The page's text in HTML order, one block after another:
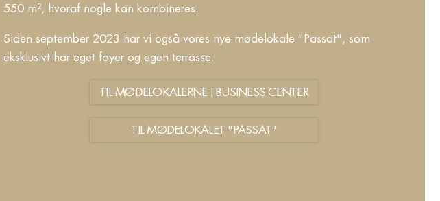
550 m², hvoraf nogle kan kombineres.
Siden september 2023 har vi også vores nye mødelokale "Passat", som
eksklusivt har eget foyer og egen terrasse.
TIL MØDELOKALERNE I BUSINESS CENTER
TIL MØDELOKALET "PASSAT"